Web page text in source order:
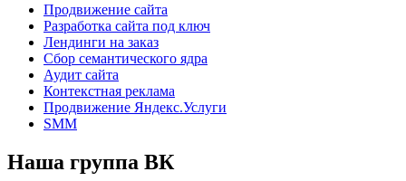
Продвижение сайта
Разработка сайта под ключ
Лендинги на заказ
Сбор семантического ядра
Аудит сайта
Контекстная реклама
Продвижение Яндекс.Услуги
SMM
Наша группа ВК